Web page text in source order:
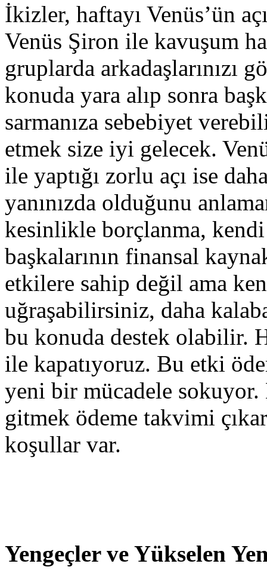
İkizler, haftayı Venüs’ün
Venüs Şiron ile kavuşum
gruplarda arkadaşlarınızı
konuda yara alıp sonra
sarmanıza sebebiyet
etmek size iyi gelecek.
ile yaptığı zorlu açı ise
yanınızda olduğunu
kesinlikle borçlanma, kendi
başkalarının finansal
etkilere sahip değil ama
uğraşabilirsiniz, daha
bu konuda destek olabilir.
ile kapatıyoruz. Bu etki
yeni bir mücadele
gitmek ödeme takvimi
koşullar var.
Yengeçler ve Yükselen